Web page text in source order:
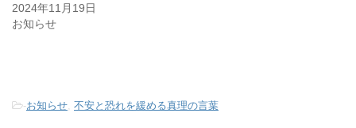
2024年11月19日
お知らせ
-お知らせ 不安と恐れを緩める真理の言葉